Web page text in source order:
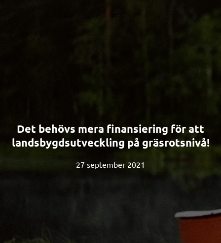
Det behövs mera finansiering för att
landsbygdsutveckling på gräsrotsnivå!
27 september 2021